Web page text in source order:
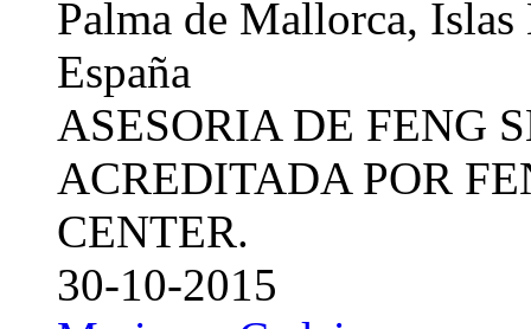
Palma de Mallorca, Islas
España
ASESORIA DE FENG
ACREDITADA POR
CENTER.
30-10-2015